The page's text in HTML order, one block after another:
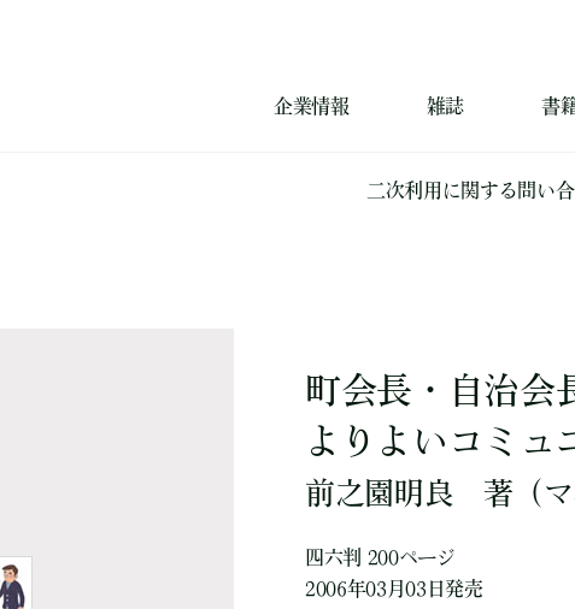
企業情報 雑誌 書
二次利用に関する問い
町会長・自治会
よりよいコミュ
前之園明良 著 （
四六判 200ページ
2006年03月03日発売